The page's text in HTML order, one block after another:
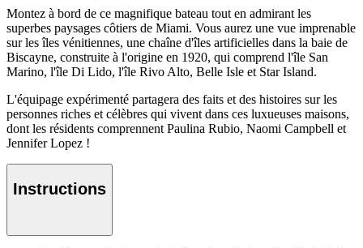
Montez à bord de ce magnifique bateau tout en admirant les
superbes paysages côtiers de Miami. Vous aurez une vue imprenable
sur les îles vénitiennes, une chaîne d'îles artificielles dans la baie de
Biscayne, construite à l'origine en 1920, qui comprend l'île San
Marino, l'île Di Lido, l'île Rivo Alto, Belle Isle et Star Island.
L'équipage expérimenté partagera des faits et des histoires sur les
personnes riches et célèbres qui vivent dans ces luxueuses maisons,
dont les résidents comprennent Paulina Rubio, Naomi Campbell et
Jennifer Lopez !
Instructions